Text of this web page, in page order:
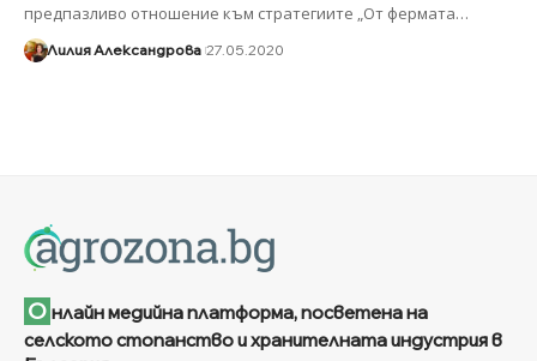
предпазливо отношение към стратегиите „От фермата…
Лилия Александрова 27.05.2020
О нлайн медийна платформа, посветена на
селското стопанство и хранителната индустрия в